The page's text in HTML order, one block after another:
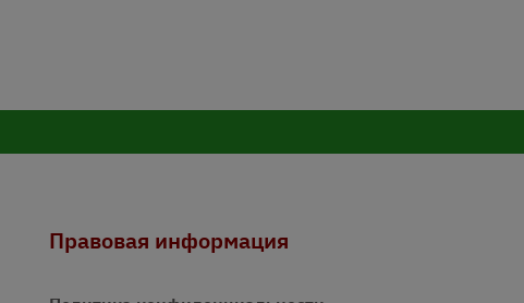
Правовая информация